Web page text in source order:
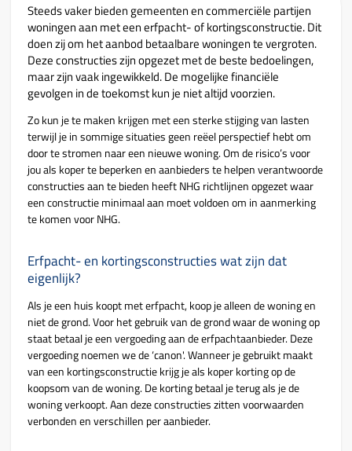
Steeds vaker bieden gemeenten en commerciële partijen
woningen aan met een erfpacht- of kortingsconstructie. Dit
doen zij om het aanbod betaalbare woningen te vergroten.
Deze constructies zijn opgezet met de beste bedoelingen,
maar zijn vaak ingewikkeld. De mogelijke financiële
gevolgen in de toekomst kun je niet altijd voorzien.
Zo kun je te maken krijgen met een sterke stijging van lasten
terwijl je in sommige situaties geen reëel perspectief hebt om
door te stromen naar een nieuwe woning. Om de risico’s voor
jou als koper te beperken en aanbieders te helpen verantwoorde
constructies aan te bieden heeft NHG richtlijnen opgezet waar
een constructie minimaal aan moet voldoen om in aanmerking
te komen voor NHG.
Erfpacht- en kortingsconstructies wat zijn dat
eigenlijk?
Als je een huis koopt met erfpacht, koop je alleen de woning en
niet de grond. Voor het gebruik van de grond waar de woning op
staat betaal je een vergoeding aan de erfpachtaanbieder. Deze
vergoeding noemen we de ‘canon'. Wanneer je gebruikt maakt
van een kortingsconstructie krijg je als koper korting op de
koopsom van de woning. De korting betaal je terug als je de
woning verkoopt. Aan deze constructies zitten voorwaarden
verbonden en verschillen per aanbieder.